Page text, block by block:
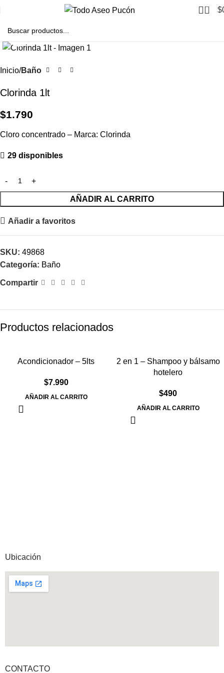
0 $
Clic para agrandar
Inicio Baño
Clorinda 1lt
$1.790
Cloro concentrado – Marca: Clorinda
29 disponibles
AÑADIR AL CARRITO
Añadir a favoritos
SKU: 49868
Categoría: Baño
Compartir
Productos relacionados
Acondicionador – 5lts
$7.990
AÑADIR AL CARRITO
2 en 1 – Shampoo y bálsamo
hotelero
$490
AÑADIR AL CARRITO
Ubicación
CONTACTO